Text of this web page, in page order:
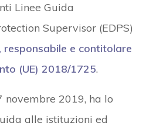
Linee Guida
Supervisor (EDPS)
e contitolare
(UE) 2018/1725.
novembre 2019, ha lo
alle istituzioni ed